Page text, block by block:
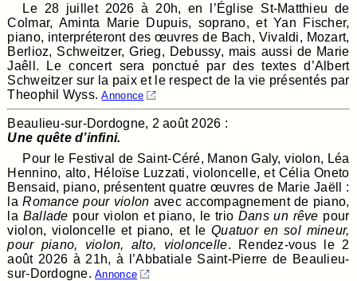
Le 28 juillet 2026 à 20h, en l’Église St-Matthieu de
Colmar, Aminta Marie Dupuis, soprano, et Yan Fischer,
piano, interpréteront des œuvres de Bach, Vivaldi, Mozart,
Berlioz, Schweitzer, Grieg, Debussy, mais aussi de Marie
Jaêll. Le concert sera ponctué par des textes d’Albert
Schweitzer sur la paix et le respect de la vie présentés par
Theophil Wyss.Annonce
Beaulieu-sur-Dordogne, 2 août 2026 :
Une quête d’infini.
Pour le Festival de Saint-Céré, Manon Galy, violon, Léa
Hennino, alto, Héloïse Luzzati, violoncelle, et Célia Oneto
Bensaid, piano, présentent quatre œuvres de Marie Jaëll :
laRomance pour violon avec accompagnement de piano,
la Ballade pour violon et piano, le trio Dans un rêve pour
violon, violoncelle et piano, et leQuatuor en sol mineur,
pour piano, violon, alto, violoncelle. Rendez-vous le 2
août 2026 à 21h, à l’Abbatiale Saint-Pierre de Beaulieu-
sur-Dordogne.Annonce